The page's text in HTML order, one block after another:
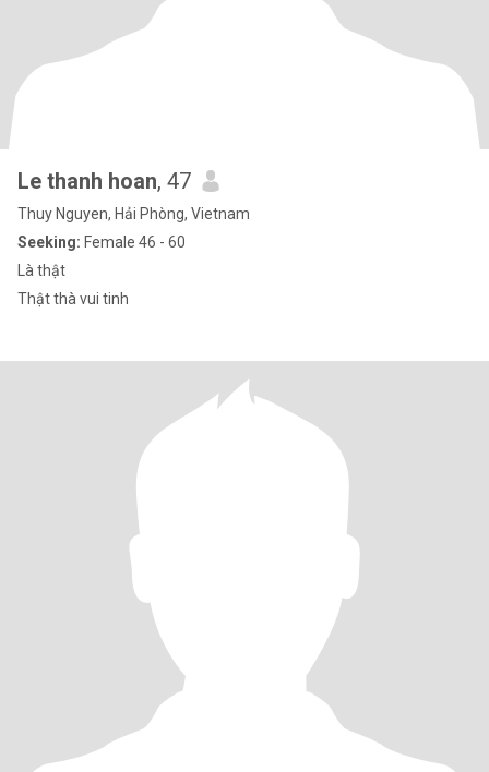
Le thanh hoan, 47
Thuy Nguyen, Hải Phòng, Vietnam
Seeking: Female 46 - 60
Là thật
Thật thà vui tinh